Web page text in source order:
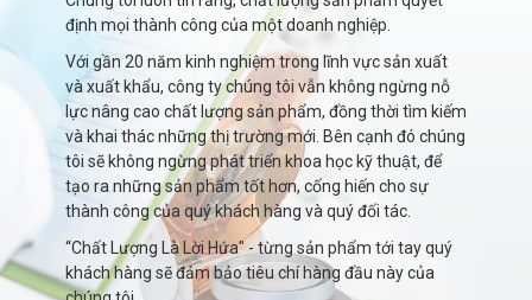
định mọi thành công của một doanh nghiệp.
Với gần 20 năm kinh nghiệm trong lĩnh vực sản xuất
và xuất khẩu, công ty chúng tôi vẫn không ngừng nỗ
lực nâng cao chất lượng sản phẩm, đồng thời tìm kiếm
và khai thác những thị trường mới. Bên cạnh đó chúng
tôi sẽ không ngừng phát triển khoa học kỹ thuật, để
tạo ra những sản phẩm tốt hơn, cống hiến cho sự
thành công của quý khách hàng và quý đối tác.
“Chất Lượng Là Lời Hứa" - từng sản phẩm tới tay quý
khách hàng sẽ đảm bảo tiêu chí hàng đầu này của